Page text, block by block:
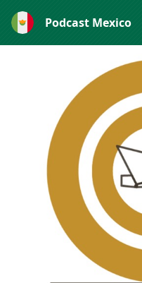
Podcast Mexico